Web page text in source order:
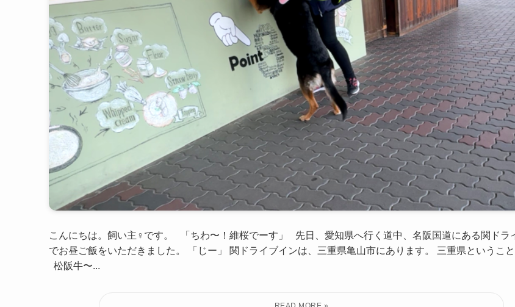
こんにちは。飼い主♀です。 「ちわ〜！維桜でーす」 先日、愛知県へ行く道中、名阪国道にある関ドラ
でお昼ご飯をいただきました。 「じー」 関ドライブインは、三重県亀山市にあります。 三重県ということ
松阪牛〜...